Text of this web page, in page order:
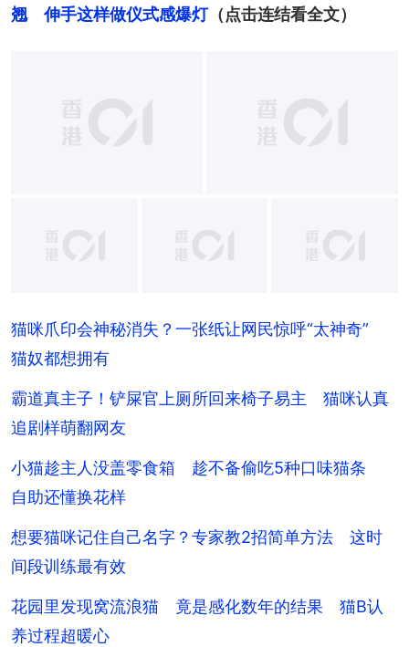
翘　伸手这样做仪式感爆灯（点击连结看全文）
+2
猫咪爪印会神秘消失？一张纸让网民惊呼“太神奇”
猫奴都想拥有
霸道真主子！铲屎官上厕所回来椅子易主 猫咪认真
追剧样萌翻网友
小猫趁主人没盖零食箱 趁不备偷吃5种口味猫条
自助还懂换花样
想要猫咪记住自己名字？专家教2招简单方法 这时
间段训练最有效
花园里发现窝流浪猫 竟是感化数年的结果 猫B认
养过程超暖心